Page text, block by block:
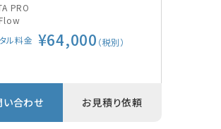
PRO
ル料金 ¥64,000 （税別）
い合わせ お見積り依頼